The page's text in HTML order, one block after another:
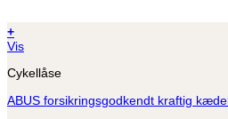
+
Vis
Cykellåse
ABUS forsikringsgodkendt kraftig